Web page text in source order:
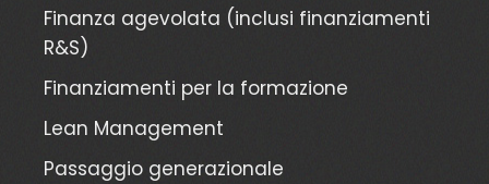
Finanza agevolata (inclusi finanziamenti
R&S)
Finanziamenti per la formazione
Lean Management
Passaggio generazionale